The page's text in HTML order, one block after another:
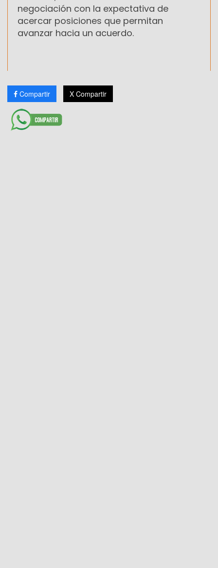
negociación con la expectativa de
acercar posiciones que permitan
avanzar hacia un acuerdo.
Compartir X Compartir